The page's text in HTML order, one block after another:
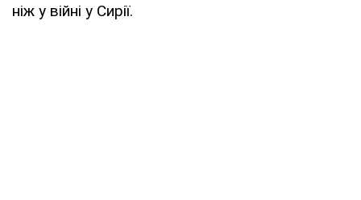
ніж у війні у Сирії.